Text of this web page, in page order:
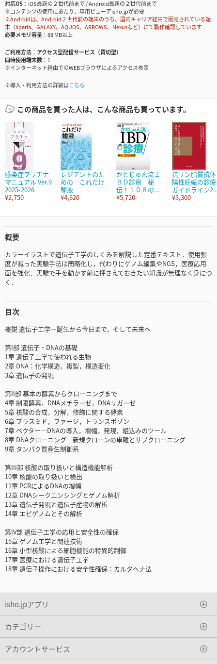
対応OS
iOS最新の２世代前まで / Android最新の２世代前まで
※コンテンツの使用にあたり、専用ビューアisho.jpが必要
※Androidは、Android２世代前の端末のうち、国内キャリア経由で販売されている端
末（Xperia、GALAXY、AQUOS、ARROWS、Nexusなど）にて動作確認しています
必要メモリ容量
88 MB以上
ご利用方法
アクセス型配信サービス（買切型）
同時使用端末数
1
※インターネット経由でのWEBブラウザによるアクセス参照
※導入・利用方法の詳細はこちら
この商品を買った人は、こんな商品も買っています。
感染症プラチナ
マニュアル Ver.9
2025-2026
¥2,750
レジデントのた
めの これだけ
輸液
¥4,620
かとじゅん流Ｉ
ＢＤ診療 秘
伝！１０８の...
¥5,720
抗リン脂質抗体
陽性妊娠の診療
ガイドライン
¥3,300
概要
カラーイラストで遺伝子工学のしくみを解説した定番テキスト．使用頻
度が減った実験手法は簡略化し，代わりにゲノム編集やNGS，医療応用
面を強化．実験で手を動かす前に押さえておきたい知識が無理なく身につ
く．
目次
概説 遺伝子工学―誕生から今日まで，そして未来へ
第I部 遺伝子・DNAの基礎
1章 遺伝子工学で使われる生物
2章 DNA：化学構造，複製，構造変化
3章 遺伝子の発現
第II部 基本の酵素からクローニングまで
4章 制限酵素，DNAメチラーゼ，DNAリガーゼ
5章 核酸の合成，分解，修飾に関する酵素
6章 プラスミド，ファージ，トランスポゾン
7章 ベクター―DNAの導入，増幅，発現，組込みのツール
8章 DNAクローニング―新規クローンの単離とサブクローニング
9章 タンパク質産生制御系
第III部 核酸の取り扱いと構造機能解析
10章 核酸の取り扱いと検出
11章 PCRによるDNAの増幅
12章 DNAシークエンシングとゲノム解析
13章 遺伝子発現と遺伝子産物の解析
14章 エピゲノムとその解析
第IV部 遺伝子工学の応用と安全性の確保
15章 ゲノム工学と関連技術
16章 小型核酸による細胞機能の特異的制御
17章 医療における遺伝子工学
18章 遺伝子操作における安全性確保：カルタヘナ法
isho.jpアプリ
カテゴリー
アカウントサービス